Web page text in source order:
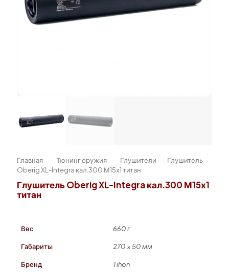
Главная - Тюнинг оружия - Глушители - Глушитель
Oberig XL-Integra кал.300 М15х1 титан
Глушитель Oberig XL-Integra кал.300 М15х1
титан
Вес 660 г
Габариты 270 × 50 мм
Бренд Tihon